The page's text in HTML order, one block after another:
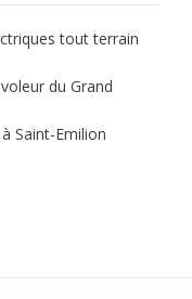
tout terrain
du Grand
Saint-Emilion